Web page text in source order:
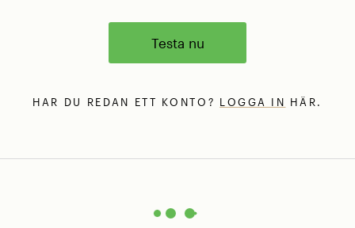
Testa nu
HAR DU REDAN ETT KONTO? LOGGA IN HÄR.